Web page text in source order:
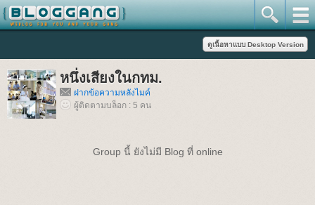
หนึ่งเสียงในกทม.
ฝากข้อความหลังไมค์
ผู้ติดตามบล็อก : 5 คน
Group นี้ ยังไม่มี Blog ที่ online